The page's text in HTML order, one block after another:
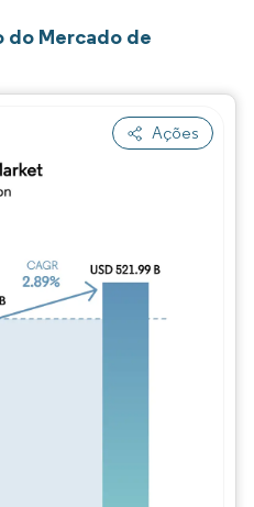
do Mercado de
Ações